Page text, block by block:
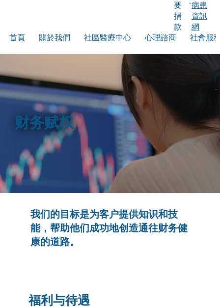
首頁 關於我們 社區醫療中心 心理諮商 社會服
要
捐
款
病患
資訊
網
财务赋权
我们的目标是为客户提供知识和技
能，帮助他们成功地创造通往财务健
康的道路。
福利与待遇